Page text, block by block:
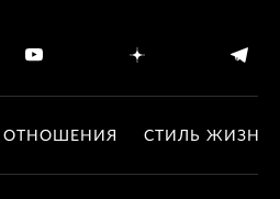
ОТНОШЕНИЯ СТИЛЬ ЖИЗНИ